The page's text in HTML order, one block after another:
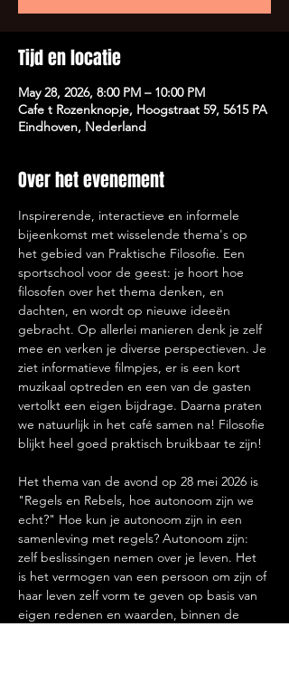
Tijd en locatie
May 28, 2026, 8:00 PM – 10:00 PM
Cafe t Rozenknopje, Hoogstraat 59, 5615 PA
Eindhoven, Nederland
Over het evenement
Inspirerende, interactieve en informele
bijeenkomst met wisselende thema's op
het gebied van Praktische Filosofie. Een
sportschool voor de geest: je hoort hoe
filosofen over het thema denken, en
dachten, en wordt op nieuwe ideeën
gebracht. Op allerlei manieren denk je zelf
mee en verken je diverse perspectieven. Je
ziet informatieve filmpjes, er is een kort
muzikaal optreden en een van de gasten
vertolkt een eigen bijdrage. Daarna praten
we natuurlijk in het café samen na! Filosofie
blijkt heel goed praktisch bruikbaar te zijn!
Het thema van de avond op 28 mei 2026 is
"Regels en Rebels, hoe autonoom zijn we
echt?" Hoe kun je autonoom zijn in een
samenleving met regels? Autonoom zijn:
zelf beslissingen nemen over je leven. Het
is het vermogen van een persoon om zijn of
haar leven zelf vorm te geven op basis van
eigen redenen en waarden, binnen de